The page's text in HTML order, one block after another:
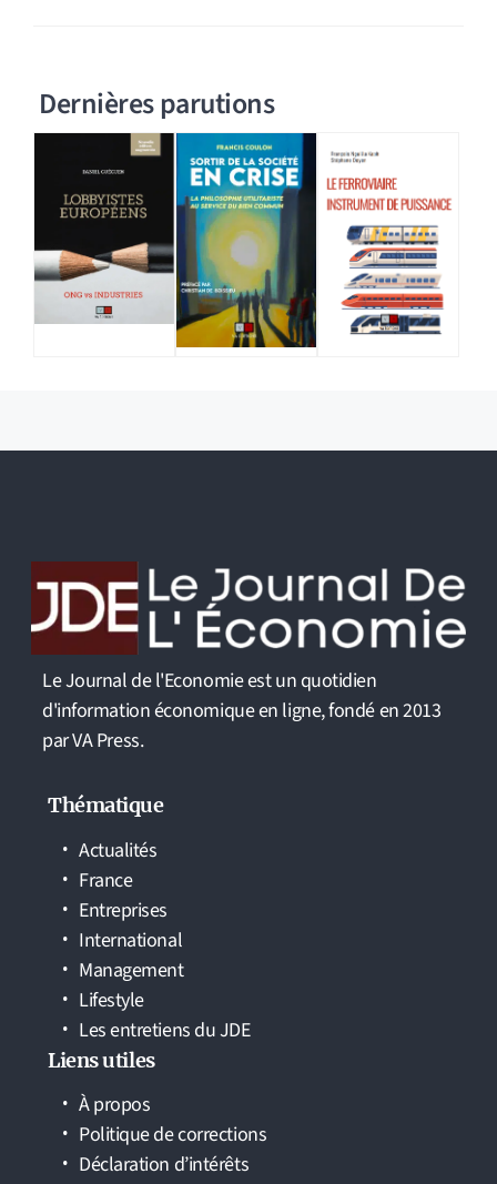
Dernières parutions
Le Journal de l'Economie est un quotidien
d'information économique en ligne, fondé en 2013
par VA Press.
Thématique
Actualités
France
Entreprises
International
Management
Lifestyle
Les entretiens du JDE
Liens utiles
À propos
Politique de corrections
Déclaration d’intérêts